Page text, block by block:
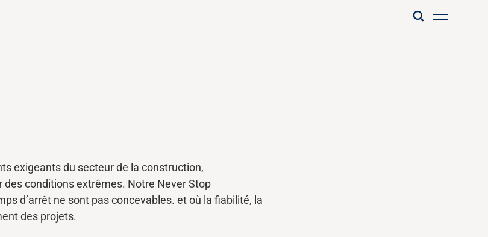
exigeants du secteur de la construction,
conditions extrêmes. Notre Never Stop
d’arrêt ne sont pas concevables. et où la fiabilité, la
des projets.